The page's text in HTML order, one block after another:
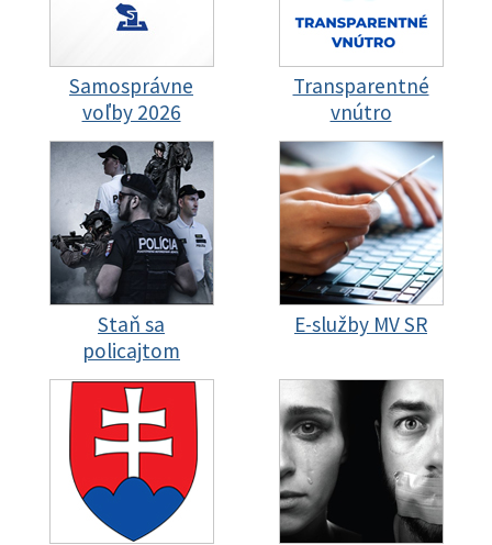
Samosprávne
voľby 2026
Transparentné
vnútro
Staň sa
policajtom
E-služby MV SR